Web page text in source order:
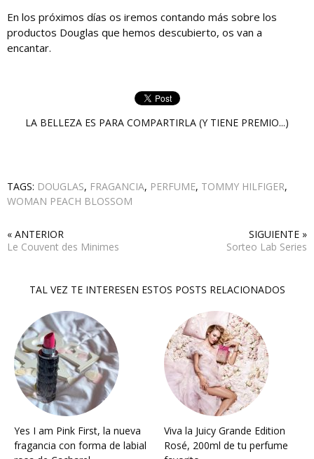
En los próximos días os iremos contando más sobre los
productos Douglas que hemos descubierto, os van a
encantar.
LA BELLEZA ES PARA COMPARTIRLA (Y TIENE PREMIO...)
TAGS: DOUGLAS, FRAGANCIA, PERFUME, TOMMY HILFIGER,
WOMAN PEACH BLOSSOM
« ANTERIOR
Le Couvent des Minimes
SIGUIENTE »
Sorteo Lab Series
TAL VEZ TE INTERESEN ESTOS POSTS RELACIONADOS
Yes I am Pink First, la nueva
fragancia con forma de labial
Viva la Juicy Grande Edition
Rosé, 200ml de tu perfume